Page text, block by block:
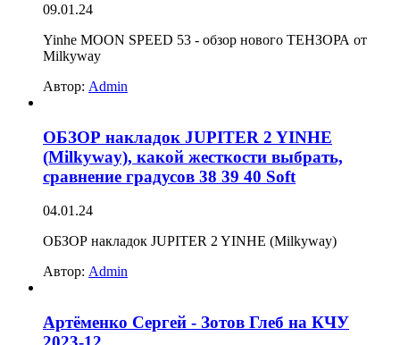
09.01.24
Yinhe MOON SPEED 53 - обзор нового ТЕНЗОРА от
Milkyway
Автор: Admin
ОБЗОР накладок JUPITER 2 YINHE
(Milkyway), какой жесткости выбрать,
сравнение градусов 38 39 40 Soft
04.01.24
ОБЗОР накладок JUPITER 2 YINHE (Milkyway)
Автор: Admin
Артёменко Сергей - Зотов Глеб на КЧУ